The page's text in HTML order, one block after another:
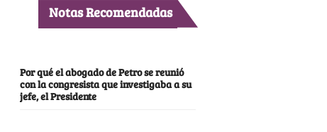
Notas Recomendadas
Por qué el abogado de Petro se reunió
con la congresista que investigaba a su
jefe, el Presidente